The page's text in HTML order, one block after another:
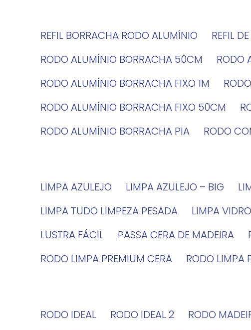
REFIL BORRACHA RODO ALUMÍNIO
REFIL
RODO ALUMÍNIO BORRACHA 50CM
RODO ALUMÍNIO BORRACHA FIXO 1M
RODO ALUMÍNIO BORRACHA FIXO 50CM
RODO ALUMÍNIO BORRACHA PIA
RODO
LIMPA AZULEJO
LIMPA AZULEJO – BIG
LIMPA TUDO LIMPEZA PESADA
LIMPA VIDRO
LUSTRA FÁCIL
PASSA CERA DE MADEIRA
RODO LIMPA PREMIUM CERA
RODO
RODO IDEAL
RODO IDEAL 2 RODO